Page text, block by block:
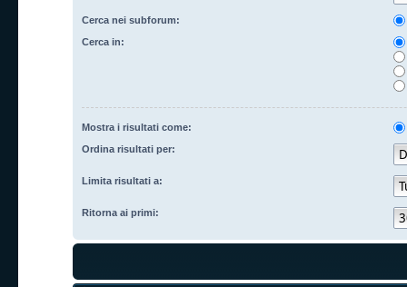
Cerca nei subforum:
Cerca in:
Mostra i risultati come:
Ordina risultati per:
Limita risultati a:
Ritorna ai primi: